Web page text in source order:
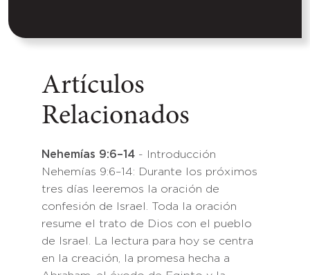
Artículos
Relacionados
Nehemías 9:6–14 - Introducción
Nehemías 9:6–14: Durante los próximos
tres días leeremos la oración de
confesión de Israel. Toda la oración
resume el trato de Dios con el pueblo
de Israel. La lectura para hoy se centra
en la creación, la promesa hecha a